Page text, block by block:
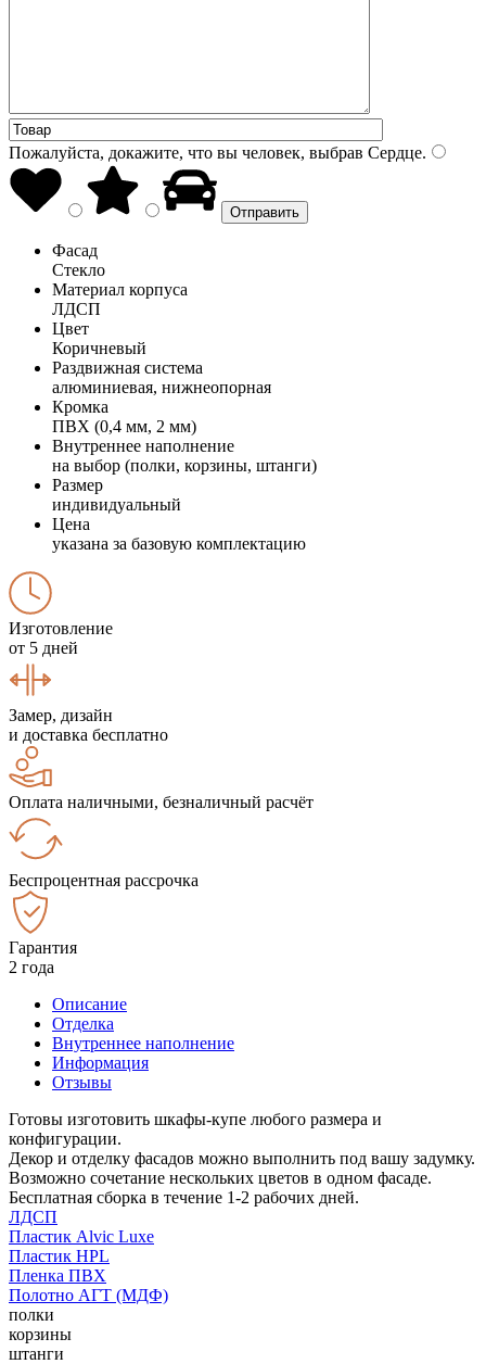
Пожалуйста, докажите, что вы человек, выбрав Сердце.
Фасад
Стекло
Материал корпуса
ЛДСП
Цвет
Коричневый
Раздвижная система
алюминиевая, нижнеопорная
Кромка
ПВХ (0,4 мм, 2 мм)
Внутреннее наполнение
на выбор (полки, корзины, штанги)
Размер
индивидуальный
Цена
указана за базовую комплектацию
Изготовление
от 5 дней
Замер, дизайн
и доставка бесплатно
Оплата наличными, безналичный расчёт
Беспроцентная рассрочка
Гарантия
2 года
Описание
Отделка
Внутреннее наполнение
Информация
Отзывы
Готовы изготовить шкафы-купе любого размера и
конфигурации.
Декор и отделку фасадов можно выполнить под вашу задумку.
Возможно сочетание нескольких цветов в одном фасаде.
Бесплатная сборка в течение 1-2 рабочих дней.
ЛДСП
Пластик Alvic Luxe
Пластик HPL
Пленка ПВХ
Полотно АГТ (МДФ)
полки
корзины
штанги